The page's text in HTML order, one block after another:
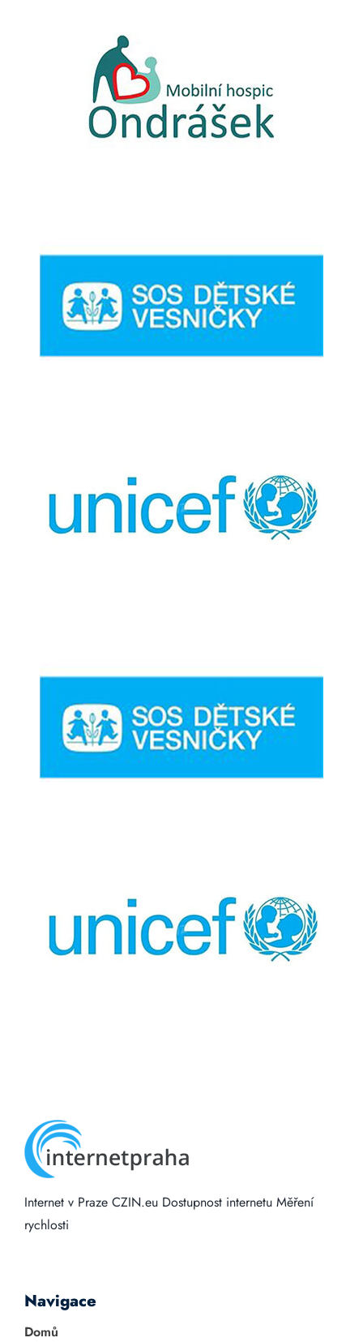
Internet v Praze CZIN.eu Dostupnost internetu Měření
rychlosti
Navigace
Domů